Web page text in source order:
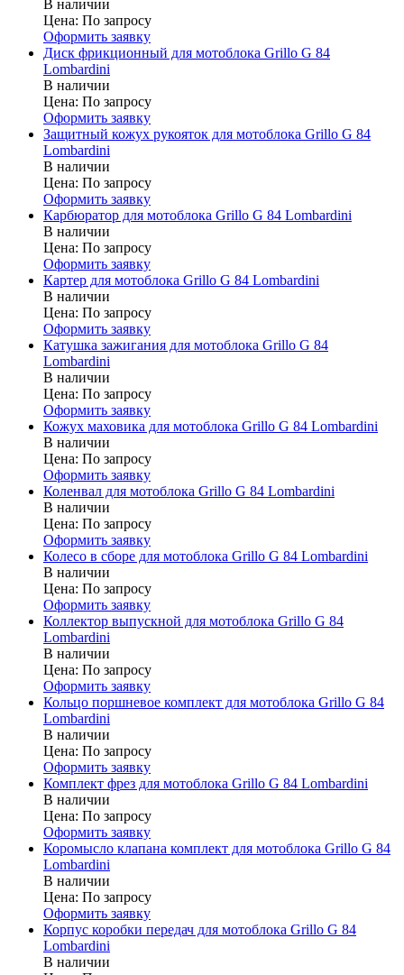
В наличии
Цена: По запросу
Оформить заявку
Диск фрикционный для мотоблока Grillo G 84
Lombardini
В наличии
Цена: По запросу
Оформить заявку
Защитный кожух рукояток для мотоблока Grillo G 84
Lombardini
В наличии
Цена: По запросу
Оформить заявку
Карбюратор для мотоблока Grillo G 84 Lombardini
В наличии
Цена: По запросу
Оформить заявку
Картер для мотоблока Grillo G 84 Lombardini
В наличии
Цена: По запросу
Оформить заявку
Катушка зажигания для мотоблока Grillo G 84
Lombardini
В наличии
Цена: По запросу
Оформить заявку
Кожух маховика для мотоблока Grillo G 84 Lombardini
В наличии
Цена: По запросу
Оформить заявку
Коленвал для мотоблока Grillo G 84 Lombardini
В наличии
Цена: По запросу
Оформить заявку
Колесо в сборе для мотоблока Grillo G 84 Lombardini
В наличии
Цена: По запросу
Оформить заявку
Коллектор выпускной для мотоблока Grillo G 84
Lombardini
В наличии
Цена: По запросу
Оформить заявку
Кольцо поршневое комплект для мотоблока Grillo G 84
Lombardini
В наличии
Цена: По запросу
Оформить заявку
Комплект фрез для мотоблока Grillo G 84 Lombardini
В наличии
Цена: По запросу
Оформить заявку
Коромысло клапана комплект для мотоблока Grillo G 84
Lombardini
В наличии
Цена: По запросу
Оформить заявку
Корпус коробки передач для мотоблока Grillo G 84
Lombardini
В наличии